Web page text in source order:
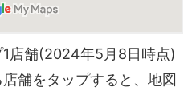
店舗(2024年5月8日時点)
舗をタップすると、地図